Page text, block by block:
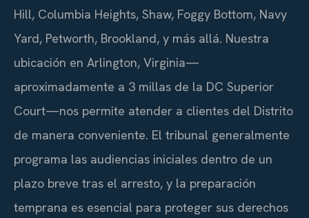
Hill, Columbia Heights, Shaw, Foggy Bottom, Navy
Yard, Petworth, Brookland, y más allá. Nuestra
ubicación en Arlington, Virginia—
aproximadamente a 3 millas de la DC Superior
Court—nos permite atender a clientes del Distrito
de manera conveniente. El tribunal generalmente
programa las audiencias iniciales dentro de un
plazo breve tras el arresto, y la preparación
temprana es esencial para proteger sus derechos